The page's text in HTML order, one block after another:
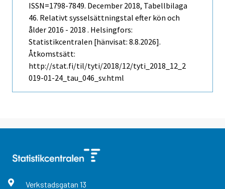
ISSN=1798-7849. December 2018, Tabellbilaga
46. Relativt sysselsättningstal efter kön och
ålder 2016 - 2018 . Helsingfors:
Statistikcentralen [hänvisat: 8.8.2026].
Åtkomstsätt:
http://stat.fi/til/tyti/2018/12/tyti_2018_12_2
019-01-24_tau_046_sv.html
Verkstadsgatan 13